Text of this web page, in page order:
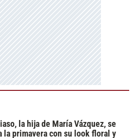
la hija de María Vázquez, se
la primavera con su look floral y